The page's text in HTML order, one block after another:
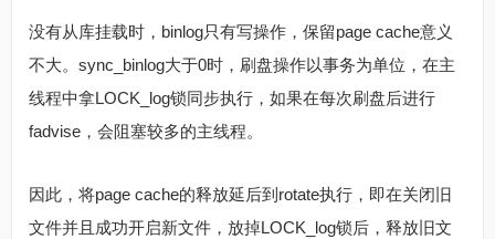
没有从库挂载时，binlog只有写操作，保留page cache意义
不大。sync_binlog大于0时，刷盘操作以事务为单位，在主
线程中拿LOCK_log锁同步执行，如果在每次刷盘后进行
fadvise，会阻塞较多的主线程。
因此，将page cache的释放延后到rotate执行，即在关闭旧
文件并且成功开启新文件，放掉LOCK_log锁后，释放旧文